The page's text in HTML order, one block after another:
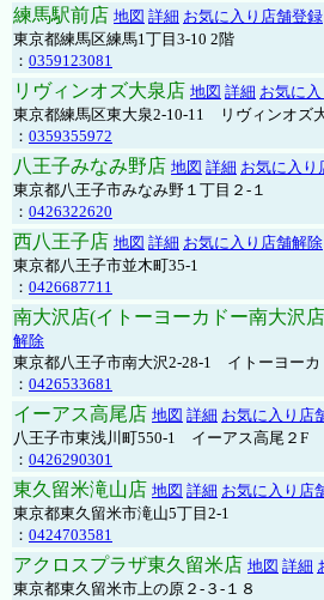
練馬駅前店 地図 詳細 お気に入り店舗登録
東京都練馬区練馬1丁目3-10 2階
： 0359123081
リヴィンオズ大泉店 地図 詳細 お気に
東京都練馬区東大泉2-10-11 リヴィンオズ
： 0359355972
八王子みなみ野店 地図 詳細 お気に入り
東京都八王子市みなみ野１丁目２-１
： 0426322620
西八王子店 地図 詳細 お気に入り店舗解除
東京都八王子市並木町35-1
： 0426687711
南大沢店(イトーヨーカドー南大沢
解除
東京都八王子市南大沢2-28-1 イトーヨーカ
： 0426533681
イーアス高尾店 地図 詳細 お気に入り店
八王子市東浅川町550-1 イーアス高尾２F
： 0426290301
東久留米滝山店 地図 詳細 お気に入り店
東京都東久留米市滝山5丁目2-1
： 0424703581
アクロスプラザ東久留米店 地図 詳細
東京都東久留米市上の原２-３-１８